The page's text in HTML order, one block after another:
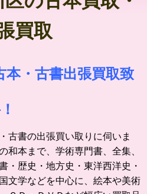
買取
本・古書出張買取致
古書の出張買い取りに伺いま
和本まで、学術専門書、全集、
・歴史・地方史・東洋西洋史・
文学などを中心に、絵本や美術